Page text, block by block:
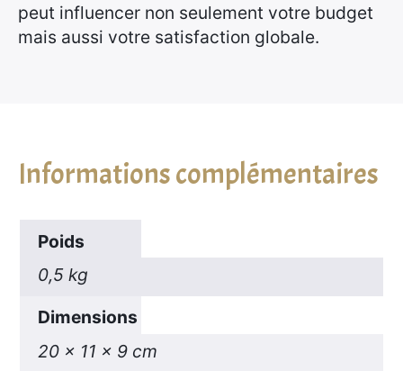
peut influencer non seulement votre budget
mais aussi votre satisfaction globale.
Informations complémentaires
Poids
0,5 kg
Dimensions
20 × 11 × 9 cm